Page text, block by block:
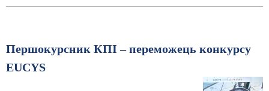
Першокурсник КПІ – переможець конкурсу
EUCYS